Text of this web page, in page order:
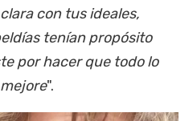
con tus ideales,
tenían propósito
por hacer que todo lo
".